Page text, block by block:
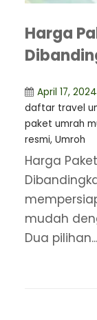
Harga
April 17, 2024
daftar travel
paket umrah
resmi, Umroh
Harga
mudah
Dua pilihan...